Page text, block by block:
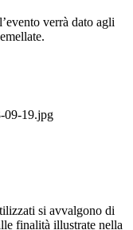
verrà dato agli
09-19.jpg
si avvalgono di
finalità illustrate nella